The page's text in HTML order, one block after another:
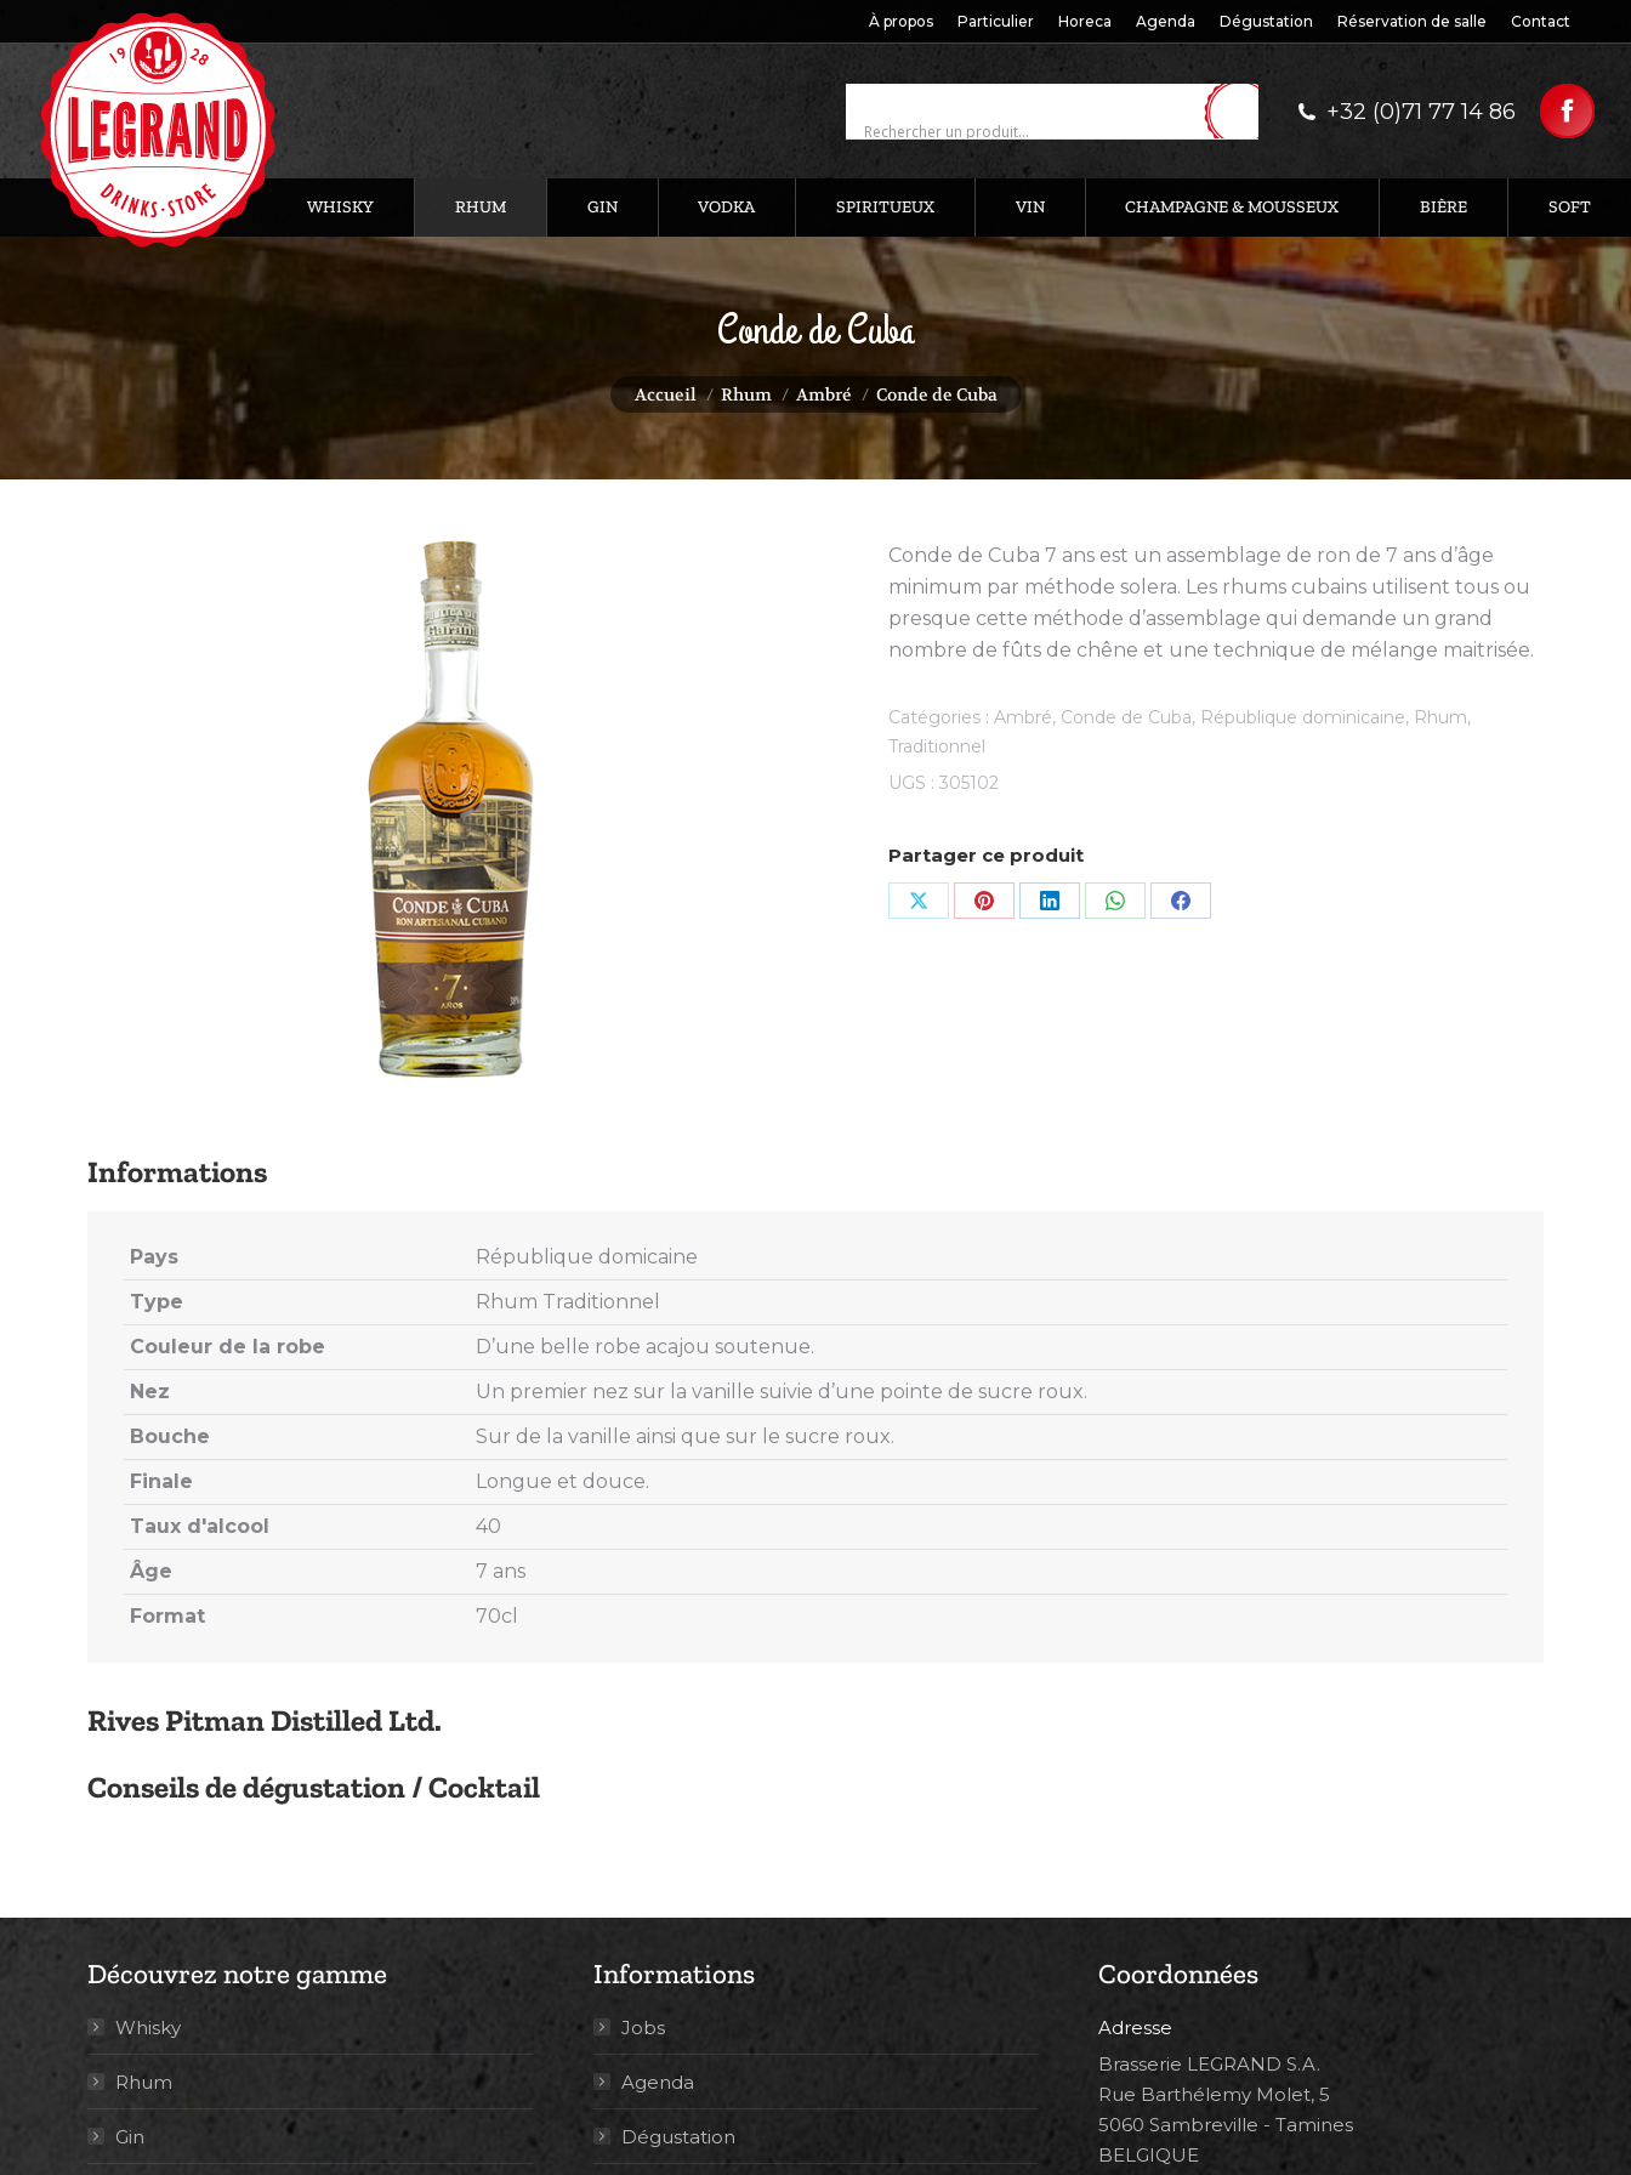
À propos Particulier Horeca Agenda Dégustation Réservation de salle Contact
+32 (0)71 77 14 86
WHISKY RHUM GIN VODKA SPIRITUEUX VIN CHAMPAGNE & MOUSSEUX BIÈRE SOFT
Conde de Cuba
Vous êtes ici :
Accueil Rhum Ambré Conde de Cuba
Conde de Cuba 7 ans est un assemblage de ron de 7 ans d’âge
minimum par méthode solera. Les rhums cubains utilisent tous ou
presque cette méthode d’assemblage qui demande un grand
nombre de fûts de chêne et une technique de mélange maitrisée.
Catégories : Ambré, Conde de Cuba, République dominicaine, Rhum,
Traditionnel
UGS : 305102
Partager ce produit
Share Share Share Share Share
Rives Pitman Distilled Ltd.
Conseils de dégustation / Cocktail
Pays
République domicaine
Type
Rhum Traditionnel
Couleur de la robe
D’une belle robe acajou soutenue.
Nez
Un premier nez sur la vanille suivie d’une pointe de sucre roux.
Bouche
Sur de la vanille ainsi que sur le sucre roux.
Finale
Longue et douce.
Taux d'alcool
40
Âge
7 ans
Format
70cl
Découvrez notre gamme
Whisky
Rhum
Gin
Informations
Jobs
Agenda
Dégustation
Coordonnées
Adresse
Brasserie LEGRAND S.A.
Rue Barthélemy Molet, 5
5060 Sambreville - Tamines
BELGIQUE